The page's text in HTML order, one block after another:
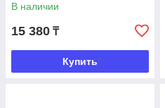
В наличии
15 380 ₸
Купить